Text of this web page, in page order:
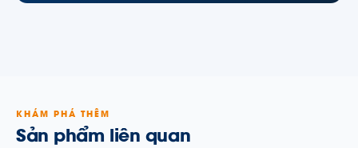
KHÁM PHÁ THÊM
Sản phẩm liên quan